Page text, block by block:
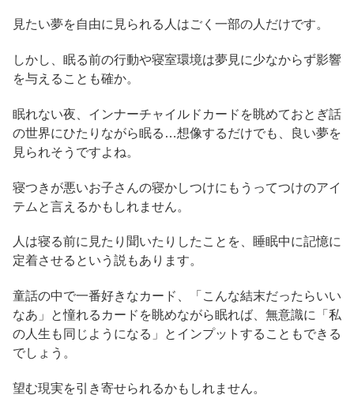
見たい夢を自由に見られる人はごく一部の人だけです。
しかし、眠る前の行動や寝室環境は夢見に少なからず影響
を与えることも確か。
眠れない夜、インナーチャイルドカードを眺めておとぎ話
の世界にひたりながら眠る…想像するだけでも、良い夢を
見られそうですよね。
寝つきが悪いお子さんの寝かしつけにもうってつけのアイ
テムと言えるかもしれません。
人は寝る前に見たり聞いたりしたことを、睡眠中に記憶に
定着させるという説もあります。
童話の中で一番好きなカード、「こんな結末だったらいい
なあ」と憧れるカードを眺めながら眠れば、無意識に「私
の人生も同じようになる」とインプットすることもできる
でしょう。
望む現実を引き寄せられるかもしれません。